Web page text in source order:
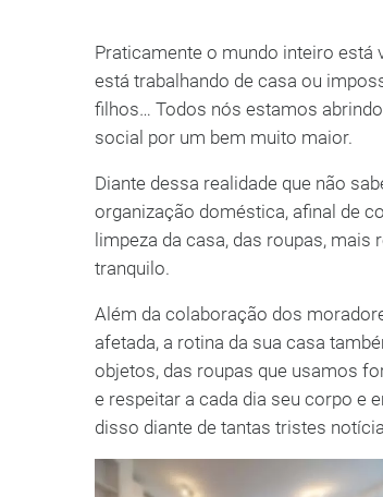
Praticamente o mundo inteiro está
está trabalhando de casa ou
filhos… Todos nós estamos
social por um bem muito maior.
Diante dessa realidade que não
organização doméstica, afinal de
limpeza da casa, das roupas,
tranquilo.
Além da colaboração dos
afetada, a rotina da sua casa
objetos, das roupas que usamos
e respeitar a cada dia seu corpo e
disso diante de tantas tristes